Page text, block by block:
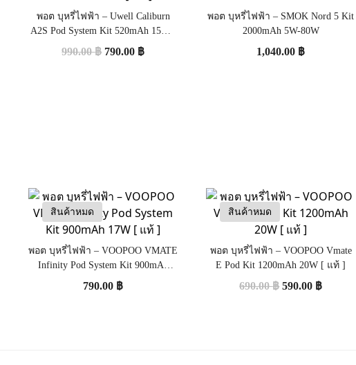
พอต บุหรี่ไฟฟ้า – Uwell Caliburn
A2S Pod System Kit 520mAh 15W [
แท้ ]
990.00฿ 790.00 ฿
พอต บุหรี่ไฟฟ้า – SMOK Nord 5 Kit
2000mAh 5W-80W
1,040.00 ฿
สินค้าหมด
พอต บุหรี่ไฟฟ้า – VOOPOO VMATE
Infinity Pod System Kit 900mAh
17W [ แท้ ]
790.00 ฿
สินค้าหมด
พอต บุหรี่ไฟฟ้า – VOOPOO Vmate
E Pod Kit 1200mAh 20W [ แท้ ]
690.00฿ 590.00 ฿